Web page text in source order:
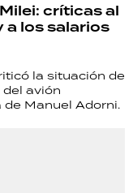
críticas al
a los salarios
la situación de
avión
Manuel Adorni.